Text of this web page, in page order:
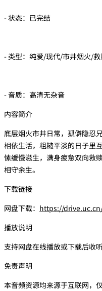
- 状态：已完结
- 类型：纯爱/现代/市井烟火/
- 音质：高清无杂音
内容简介
底层烟火市井日常，孤僻隐忍
相依生活，粗糙平淡的日子里
愫缓慢滋生，满身疲惫双向救
相守余生。
下载链接
网盘下载： https://
播放说明
支持网盘在线播放或下载后收
免责声明
本音频资源均来源于互联网，